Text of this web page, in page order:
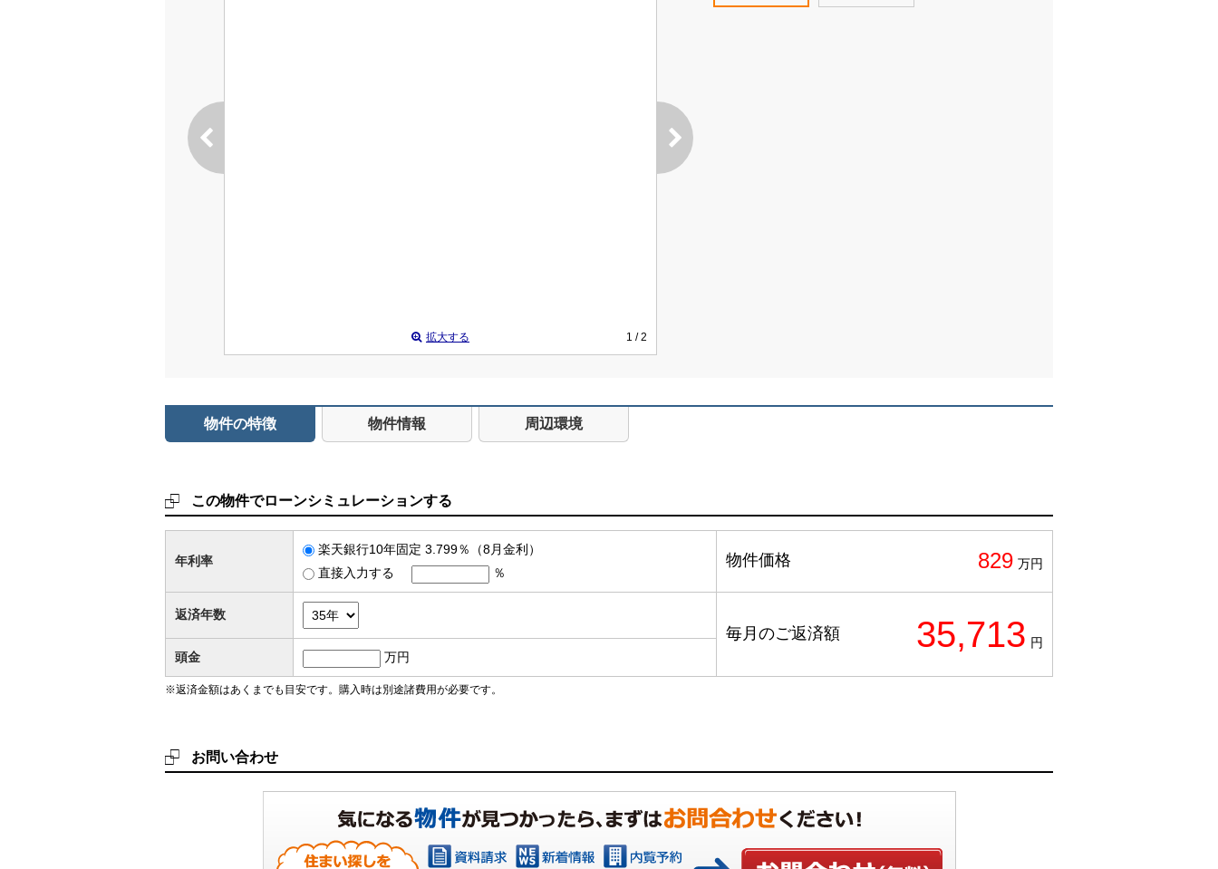
拡大する 1 / 2
物件の特徴 物件情報 周辺環境
この物件でローンシミュレーションする
年利率
楽天銀行10年固定 3.799％（8月金利）
直接入力する
％
物件価格 829 万円
返済年数
毎月のご返済額 35,713 円
頭金
万円
※返済金額はあくまでも目安です。購入時は別途諸費用が必要です。
お問い合わせ